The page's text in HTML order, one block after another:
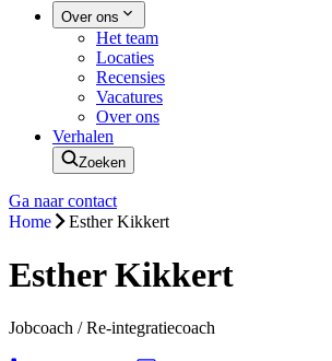
Over ons
Het team
Locaties
Recensies
Vacatures
Over ons
Verhalen
Zoeken
Ga naar contact
Home
Esther Kikkert
Esther Kikkert
Jobcoach / Re-integratiecoach